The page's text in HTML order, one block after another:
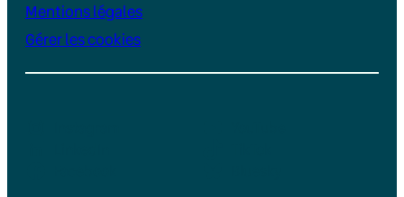
Mentions légales
Gérer les cookies